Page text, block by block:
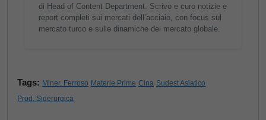
di Head of Content Department. Scrivo e curo notizie e
report completi sui mercati dell’acciaio, con focus sul
mercato turco e sulle dinamiche del mercato globale.
Tags: Miner. Ferroso Materie Prime Cina Sudest Asiatico
Prod. Siderurgica